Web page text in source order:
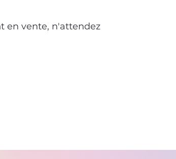
en vente, n'attendez